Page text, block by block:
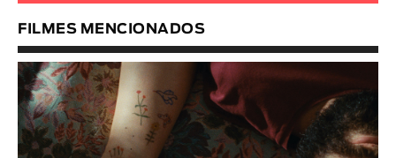
FILMES MENCIONADOS